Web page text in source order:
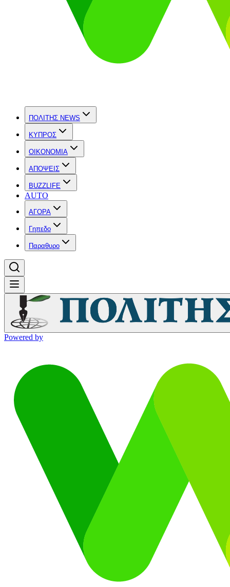
ΠΟΛΙΤΗΣ NEWS
ΚΥΠΡΟΣ
OIKONOMIA
ΑΠΟΨΕΙΣ
BUZZLIFE
AUTO
ΑΓΟΡΑ
Γηπεδο
Παραθυρο
Powered by